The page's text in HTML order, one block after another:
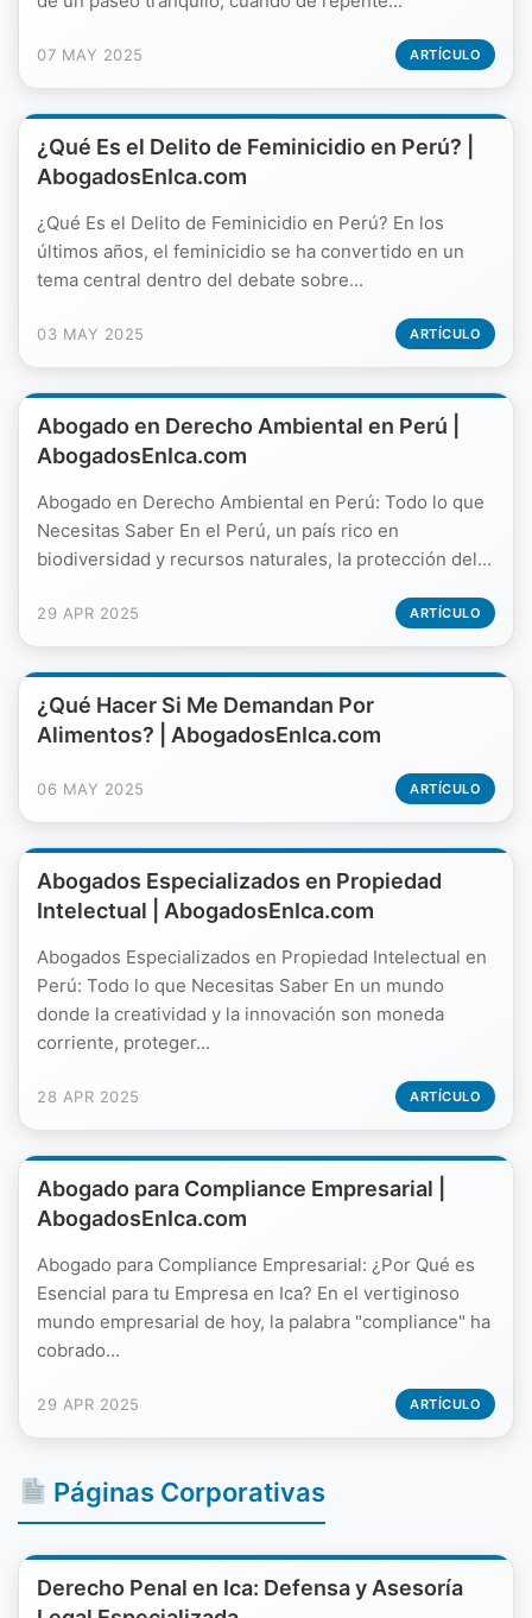
07 MAY 2025 ARTÍCULO
¿Qué Es el Delito de Feminicidio en Perú? |
AbogadosEnIca.com
¿Qué Es el Delito de Feminicidio en Perú? En los
últimos años, el feminicidio se ha convertido en un
tema central dentro del debate sobre...
03 MAY 2025 ARTÍCULO
Abogado en Derecho Ambiental en Perú |
AbogadosEnIca.com
Abogado en Derecho Ambiental en Perú: Todo lo que
Necesitas Saber En el Perú, un país rico en
biodiversidad y recursos naturales, la protección del...
29 APR 2025 ARTÍCULO
¿Qué Hacer Si Me Demandan Por
Alimentos? | AbogadosEnIca.com
06 MAY 2025 ARTÍCULO
Abogados Especializados en Propiedad
Intelectual | AbogadosEnIca.com
Abogados Especializados en Propiedad Intelectual en
Perú: Todo lo que Necesitas Saber En un mundo
donde la creatividad y la innovación son moneda
corriente, proteger...
28 APR 2025 ARTÍCULO
Abogado para Compliance Empresarial |
AbogadosEnIca.com
Abogado para Compliance Empresarial: ¿Por Qué es
Esencial para tu Empresa en Ica? En el vertiginoso
mundo empresarial de hoy, la palabra "compliance" ha
cobrado...
29 APR 2025 ARTÍCULO
Páginas Corporativas
Derecho Penal en Ica: Defensa y Asesoría